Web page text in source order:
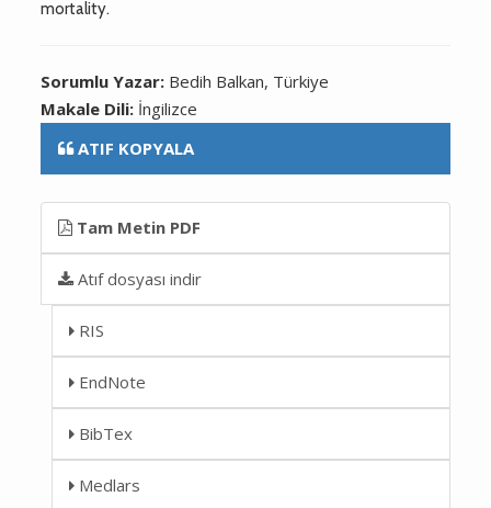
mortality.
Sorumlu Yazar: Bedih Balkan, Türkiye
Makale Dili: İngilizce
ATIF KOPYALA
Tam Metin PDF
Atıf dosyası indir
RIS
EndNote
BibTex
Medlars